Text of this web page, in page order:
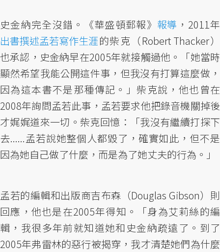
史金納完全沒錯。《華盛頓郵報》 報導 ，2011年
出書撰述孟若寫作生涯的柴克（Robert Thacker）
也承認，史金納早在2005年就接觸過他。「她當時
顯然希望我能公開這件事，但我沒有打算這麼做，
因為這本書不是那種傳記。」柴克說，他也曾在
2008年詢問孟若此事，孟若要求他把錄音機關掉後
才娓娓道來一切。柴克回憶：「我沒有繼續打探下
去......孟若說她整個人都毀了，確實如此，但不是
因為她自己做了什麼，而是為了她丈夫的行為。」
孟若的編輯和出版商吉布森（Douglas Gibson）則
回應，他也是在2005年得知。「身為艾莉絲的編
輯，我很多年前就知道她和史金納疏遠了。到了
2005年弗雷林的惡行被揭穿，我才清楚她們為什麼